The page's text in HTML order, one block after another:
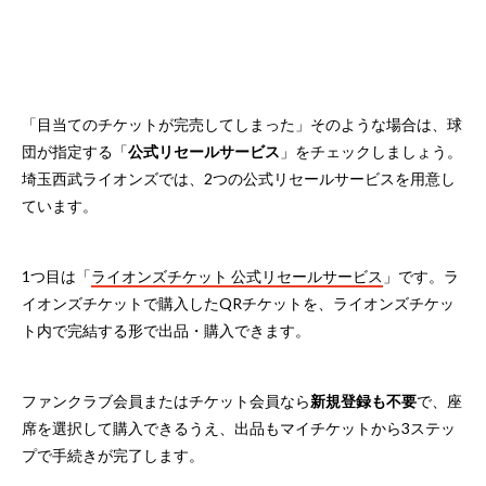
「目当てのチケットが完売してしまった」そのような場合は、球
団が指定する「公式リセールサービス 」をチェックしましょう。
埼玉西武ライオンズでは、2つの公式リセールサービスを用意し
ています。
1つ目は「ライオンズチケット 公式リセールサービス 」です。ラ
イオンズチケットで購入したQRチケットを、ライオンズチケッ
ト内で完結する形で出品・購入できます。
ファンクラブ会員またはチケット会員なら新規登録も不要で、座
席を選択して購入できるうえ、出品もマイチケットから3ステッ
プで手続きが完了します。